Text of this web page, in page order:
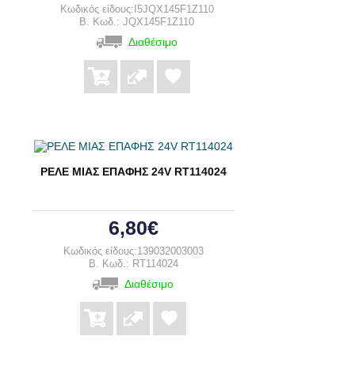
Κωδικός είδους:I5JQX145F1Z110
B. Κωδ.: JQX145F1Z110
Διαθέσιμο
ΡΕΛΕ ΜΙΑΣ ΕΠΑΦΗΣ 24V RT114024
6,80€
Κωδικός είδους:139032003003
B. Κωδ.: RT114024
Διαθέσιμο